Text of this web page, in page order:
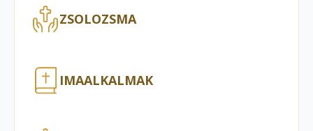
ZSOLOZSMA
IMAALKALMAK